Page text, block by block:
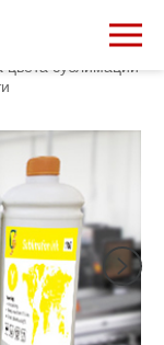
чернило
-
цвета сублимации